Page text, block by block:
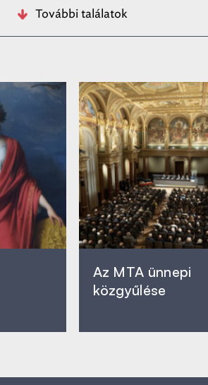
További találatok
Az MTA ünnepi
közgyűlése